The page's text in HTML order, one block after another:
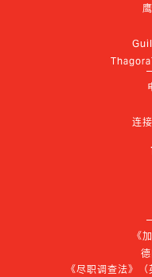
连
《
《尽职调查法》